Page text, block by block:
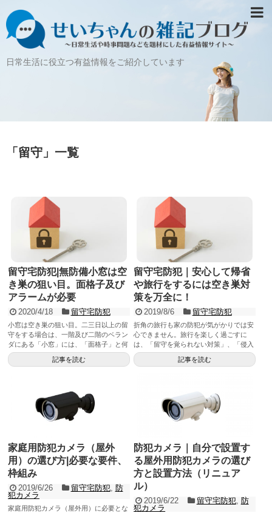
日常生活に役立つ有益情報をご紹介しています
「 留守 」 一覧
留守宅防犯|無防備小窓は空
き巣の狙い目。面格子及び
アラームが必要
2020/4/18 留守宅防犯
小窓は空き巣の狙い目。二三日以上の留
守をする場合は、一階及び二階のベラン
ダにある「小窓」には、「面格子」と何
らかの警報アラーム設置が空き巣対策に
必要
記事を読む
留守宅防犯｜安心して帰省
や旅行をするには空き巣対
策を万全に！
2019/8/6 留守宅防犯
折角の旅行も家の防犯が気がかりでは安
心できません。旅行を楽しく過ごすに
は、「留守を覚られない対策」、「侵入
する気にさせない対策」、「侵入を手間
取らせる対策」の視点に立って留守中の
記事を読む
家庭用防犯カメラ（屋外
用）の選び方|必要な要件、
枠組み
2019/6/26 留守宅防犯, 防
犯カメラ
家庭用防犯カメラ（屋外用）に必要とな
防犯カメラ｜自分で設置す
る屋外用防犯カメラの選び
方と設置方法（リニュア
ル）
2019/6/22 留守宅防犯, 防
犯カメラ